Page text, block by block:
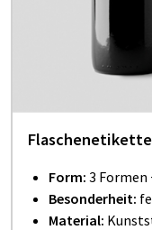
Form: 3
Besonderheit:
Material: